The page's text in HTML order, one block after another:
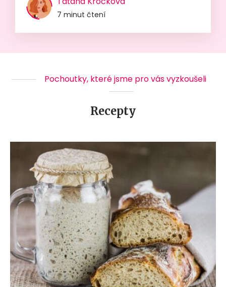
7 minut čtení
Pochoutky, které jsme pro vás vyzkoušeli
Recepty